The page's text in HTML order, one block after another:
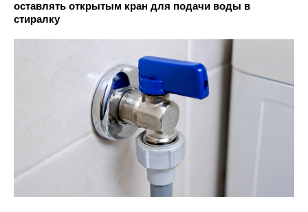
оставлять открытым кран для подачи воды в
стиралку